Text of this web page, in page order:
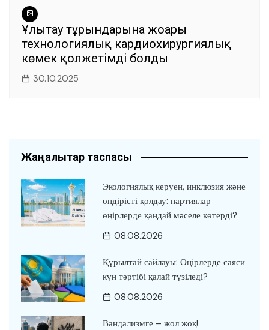
Ұлытау тұрғындарына жоғары
технологиялық кардиохирургиялық
көмек қолжетімді болды
30.10.2025
Жаңалықтар таспасы
Экологиялық керуен, инклюзия және
өндірісті қолдау: партиялар
өңірлерде қандай мәселе көтерді?
08.08.2026
Құрылтай сайлауы: Өңірлерде саяси
күн тәртібі қалай түзіледі?
08.08.2026
Вандализмге – жол жоқ!